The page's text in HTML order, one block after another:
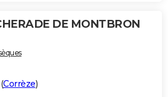
DE MONTBRON
(Corrèze)